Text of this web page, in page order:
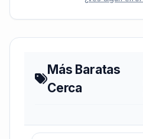
Más Baratas
Cerca